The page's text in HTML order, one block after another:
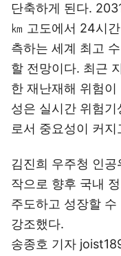
단축하게 된다.
㎞ 고도에서 24시
측하는 세계 최고
할 전망이다. 최근
한 재난재해 위험
성은 실시간 위험기
로서 중요성이 커지
김진희 우주청 인
작으로 향후 국내
주도하고 성장할
강조했다.
송종호 기자